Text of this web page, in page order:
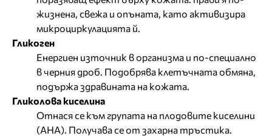
жизнена, свежа и опъната, като активизира
микроциркулацията й.
Гликоген
Енергиен източник в организма и по-специално
в черния дроб. Подобрява клетъчната обмяна,
подържа здравината на кожата.
Гликолова киселина
Отнася се към групата на плодовите киселини
(AHA). Получава се от захарна тръстика.